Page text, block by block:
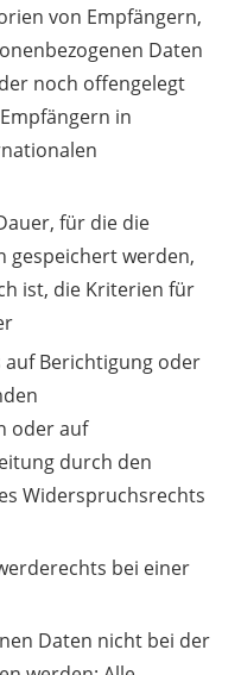
von Empfängern,
Daten
noch offengelegt
in
für die die
gespeichert werden,
ist, die Kriterien für
auf Berichtigung oder
oder auf
durch den
Widerspruchsrechts
bei einer
Daten nicht bei der